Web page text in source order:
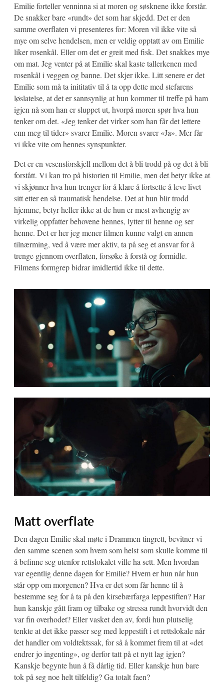
Emilie forteller venninna si at moren og søsknene ikke forstår.
De snakker bare «rundt» det som har skjedd. Det er den
samme overflaten vi presenteres for: Moren vil ikke vite så
mye om selve hendelsen, men er veldig opptatt av om Emilie
liker rosenkål. Eller om det er greit med fisk. Det snakkes mye
om mat. Jeg venter på at Emilie skal kaste tallerkenen med
rosenkål i veggen og banne. Det skjer ikke. Litt senere er det
Emilie som må ta inititativ til å ta opp dette med stefarens
løslatelse, at det er sannsynlig at hun kommer til treffe på ham
igjen nå som han er sluppet ut, hvorpå moren spør hva hun
tenker om det. «Jeg tenker det virker som han får det lettere
enn meg til tider» svarer Emilie. Moren svarer «Ja». Mer får
vi ikke vite om hennes synspunkter.
Det er en vesensforskjell mellom det å bli trodd på og det å bli
forstått. Vi kan tro på historien til Emilie, men det betyr ikke at
vi skjønner hva hun trenger for å klare å fortsette å leve livet
sitt etter en så traumatisk hendelse. Det at hun blir trodd
hjemme, betyr heller ikke at de hun er mest avhengig av
virkelig oppfatter behovene hennes, lytter til henne og ser
henne. Det er her jeg mener filmen kunne valgt en annen
tilnærming, ved å være mer aktiv, ta på seg et ansvar for å
trenge gjennom overflaten, forsøke å forstå og formidle.
Filmens formgrep bidrar imidlertid ikke til dette.
Matt overflate
Den dagen Emilie skal møte i Drammen tingrett, bevitner vi
den samme scenen som hvem som helst som skulle komme til
å befinne seg utenfor rettslokalet ville ha sett. Men hvordan
var egentlig denne dagen for Emilie? Hvem er hun når hun
står opp om morgenen? Hva er det som får henne til å
bestemme seg for å ta på den kirsebærfarga leppestiften? Har
hun kanskje gått fram og tilbake og stressa rundt hvorvidt den
var fin overhodet? Eller vasket den av, fordi hun plutselig
tenkte at det ikke passer seg med leppestift i et rettslokale når
det handler om voldtektssak, for så å kommet frem til at «det
endrer jo ingenting», og derfor tatt på et nytt lag igjen?
Kanskje begynte hun å få dårlig tid. Eller kanskje hun bare
tok på seg noe helt tilfeldig? Ga totalt faen?